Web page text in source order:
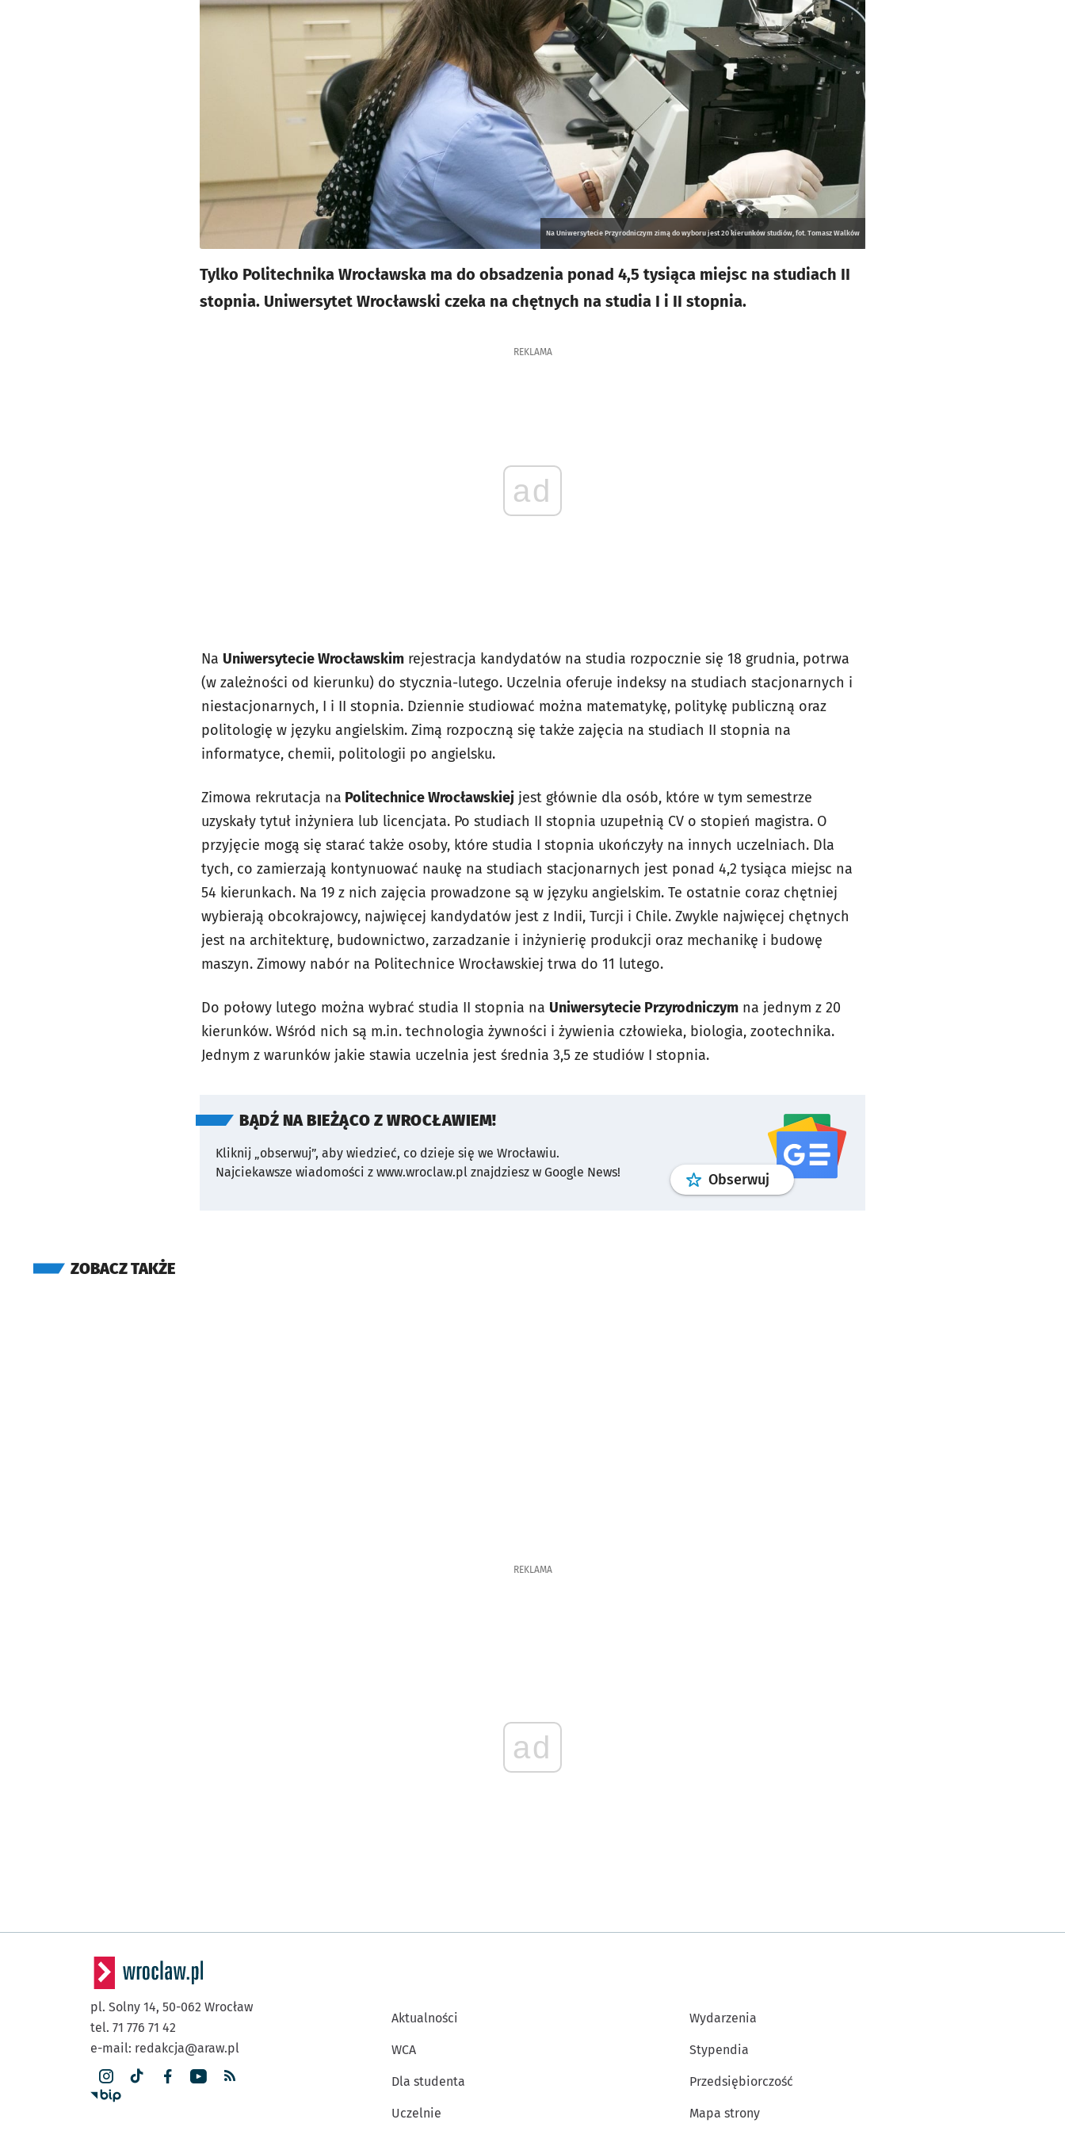
Na Uniwersytecie Przyrodniczym zimą do wyboru jest 20 kierunków studiów, fot. Tomasz Walków
Tylko Politechnika Wrocławska ma do obsadzenia ponad 4,5 tysiąca miejsc na studiach II
stopnia. Uniwersytet Wrocławski czeka na chętnych na studia I i II stopnia.
REKLAMA
ad
Na Uniwersytecie Wrocławskim rejestracja kandydatów na studia rozpocznie się 18 grudnia, potrwa
(w zależności od kierunku) do stycznia-lutego. Uczelnia oferuje indeksy na studiach stacjonarnych i
niestacjonarnych, I i II stopnia. Dziennie studiować można matematykę, politykę publiczną oraz
politologię w języku angielskim. Zimą rozpoczną się także zajęcia na studiach II stopnia na
informatyce, chemii, politologii po angielsku.
Zimowa rekrutacja na Politechnice Wrocławskiej jest głównie dla osób, które w tym semestrze
uzyskały tytuł inżyniera lub licencjata. Po studiach II stopnia uzupełnią CV o stopień magistra. O
przyjęcie mogą się starać także osoby, które studia I stopnia ukończyły na innych uczelniach. Dla
tych, co zamierzają kontynuować naukę na studiach stacjonarnych jest ponad 4,2 tysiąca miejsc na
54 kierunkach. Na 19 z nich zajęcia prowadzone są w języku angielskim. Te ostatnie coraz chętniej
wybierają obcokrajowcy, najwięcej kandydatów jest z Indii, Turcji i Chile. Zwykle najwięcej chętnych
jest na architekturę, budownictwo, zarzadzanie i inżynierię produkcji oraz mechanikę i budowę
maszyn. Zimowy nabór na Politechnice Wrocławskiej trwa do 11 lutego.
Do połowy lutego można wybrać studia II stopnia na Uniwersytecie Przyrodniczym na jednym z 20
kierunków. Wśród nich są m.in. technologia żywności i żywienia człowieka, biologia, zootechnika.
Jednym z warunków jakie stawia uczelnia jest średnia 3,5 ze studiów I stopnia.
BĄDŹ NA BIEŻĄCO Z WROCŁAWIEM!
Kliknij „obserwuj”, aby wiedzieć, co dzieje się we Wrocławiu.
Najciekawsze wiadomości z www.wroclaw.pl znajdziesz w Google News!
Obserwuj profilgoogle news
ZOBACZ TAKŻE
REKLAMA
ad
pl. Solny 14, 50-062 Wrocław
tel. 71 776 71 42
e-mail: redakcja@araw.pl
Aktualności
WCA
Dla studenta
Uczelnie
Wydarzenia
Stypendia
Przedsiębiorczość
Mapa strony